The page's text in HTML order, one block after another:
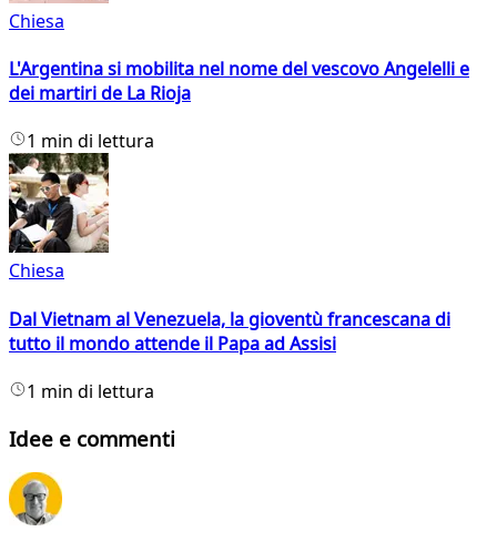
Chiesa
L'Argentina si mobilita nel nome del vescovo Angelelli e
dei martiri de La Rioja
1 min di lettura
Chiesa
Dal Vietnam al Venezuela, la gioventù francescana di
tutto il mondo attende il Papa ad Assisi
1 min di lettura
Idee e commenti